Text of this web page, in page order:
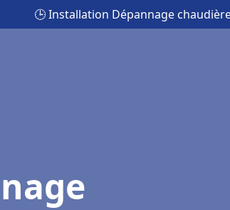
🕒 Installation Dépannage